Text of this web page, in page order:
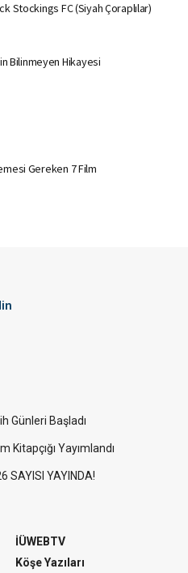
Stockings FC (Siyah Çoraplılar)
Bilinmeyen Hikayesi
Gereken 7 Film
Günleri Başladı
Kitapçığı Yayımlandı
SAYISI YAYINDA!
İÜWEBTV
Köşe Yazıları